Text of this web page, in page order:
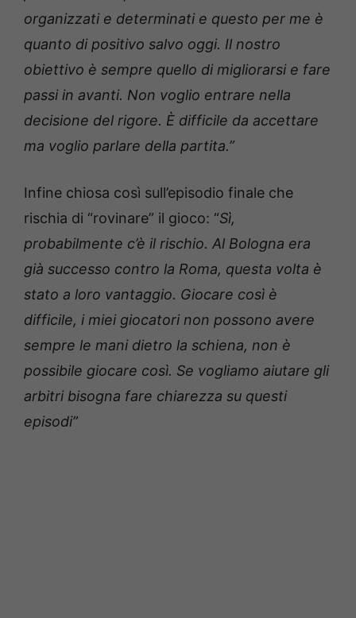
organizzati e determinati e questo per me è
quanto di positivo salvo oggi. Il nostro
obiettivo è sempre quello di migliorarsi e fare
passi in avanti. Non voglio entrare nella
decisione del rigore. È difficile da accettare
ma voglio parlare della partita.”
Infine chiosa così sull’episodio finale che
rischia di “rovinare” il gioco: “Sì,
probabilmente c’è il rischio. Al Bologna era
già successo contro la Roma, questa volta è
stato a loro vantaggio. Giocare così è
difficile, i miei giocatori non possono avere
sempre le mani dietro la schiena, non è
possibile giocare così. Se vogliamo aiutare gli
arbitri bisogna fare chiarezza su questi
episodi”